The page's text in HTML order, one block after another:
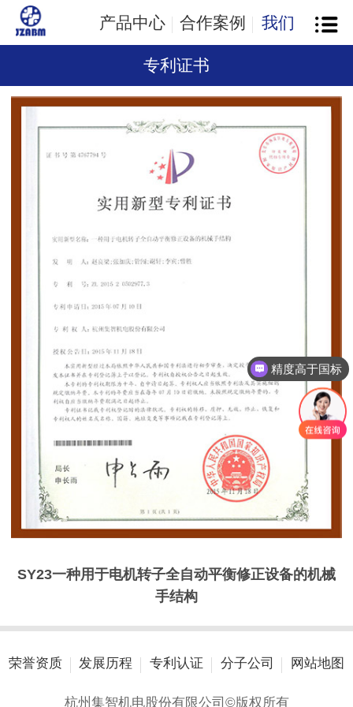
产品中心 合作案例 我们
专利证书
SY23一种用于电机转子全自动平衡修正设备的机械
手结构
荣誉资质 发展历程 专利认证 分子公司 网站地图
杭州集智机电股份有限公司©版权所有
支持高难度定制
精度高于国标